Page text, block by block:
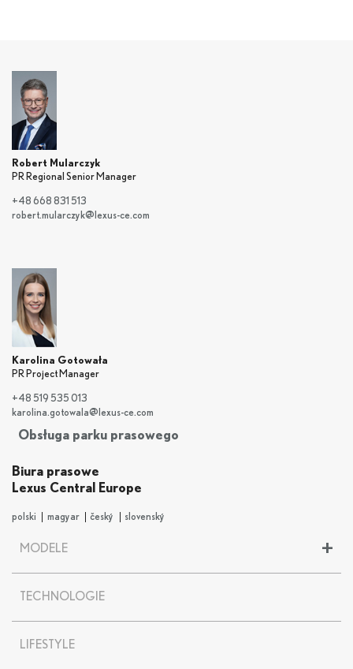
Robert Mularczyk
PR Regional Senior Manager
+48 668 831 513
robert.mularczyk@lexus-ce.com
Karolina Gotowała
PR Project Manager
+48 519 535 013
karolina.gotowala@lexus-ce.com
Obsługa parku prasowego
Biura prasowe
Lexus Central Europe
polski magyar český slovenský
+
MODELE
UX
UX 300e
NX
TECHNOLOGIE
LIFESTYLE